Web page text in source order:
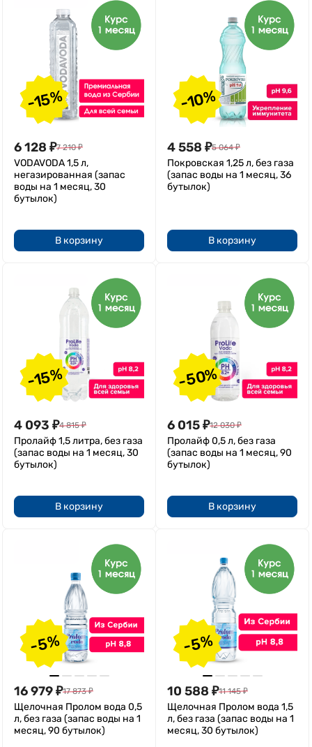
-15%
6 128 ₽7 210 ₽
VODAVODA 1,5 л,
негазированная (запас
воды на 1 месяц, 30
бутылок)
В корзину
-10%
4 558 ₽5 064 ₽
Покровская 1,25 л, без газа
(запас воды на 1 месяц, 36
бутылок)
В корзину
-15%
4 093 ₽4 815 ₽
Пролайф 1,5 литра, без газа
(запас воды на 1 месяц, 30
бутылок)
В корзину
-50%
6 015₽12 030 ₽
Пролайф 0,5 л, без газа
(запас воды на 1 месяц, 90
бутылок)
В корзину
-5%
16 979₽17 873 ₽
Щелочная Пролом вода 0,5
л, без газа (запас воды на 1
месяц, 90 бутылок)
-5%
10 588 ₽11 145 ₽
Щелочная Пролом вода 1,5
л, без газа (запас воды на 1
месяц, 30 бутылок)